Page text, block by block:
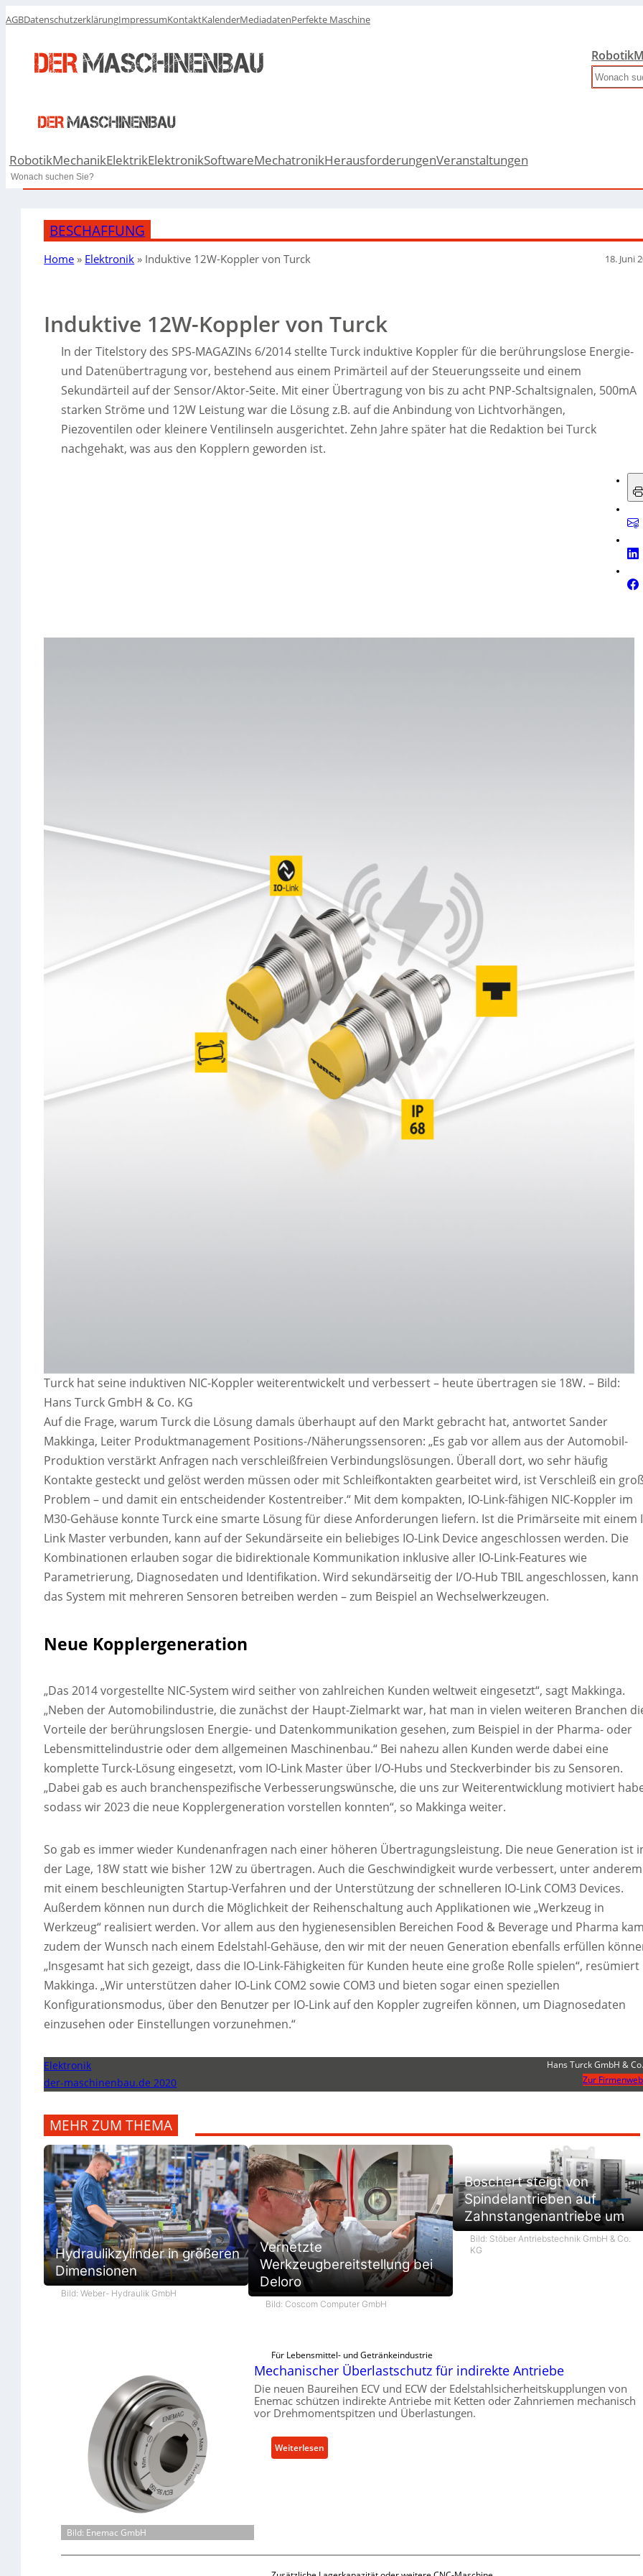
AGBDatenschutzerklärungImpressumKontaktKalenderMediadatenPerfekte Maschine
Robotik
Search
RobotikMechanikElektrikElektronikSoftwareMechatronikHerausforderungenVeranstaltungen
Search
BESCHAFFUNG
Home » Elektronik » Induktive 12W-Koppler von Turck 18. Juni
Induktive 12W-Koppler von Turck
In der Titelstory des SPS-MAGAZINs 6/2014 stellte Turck induktive Koppler für die berührungslose Energie-
und Datenübertragung vor, bestehend aus einem Primärteil auf der Steuerungsseite und einem
Sekundärteil auf der Sensor/Aktor-Seite. Mit einer Übertragung von bis zu acht PNP-Schaltsignalen, 500mA
starken Ströme und 12W Leistung war die Lösung z.B. auf die Anbindung von Lichtvorhängen,
Piezoventilen oder kleinere Ventilinseln ausgerichtet. Zehn Jahre später hat die Redaktion bei Turck
nachgehakt, was aus den Kopplern geworden ist.
Turck hat seine induktiven NIC-Koppler weiterentwickelt und verbessert – heute übertragen sie 18W. – Bild:
Hans Turck GmbH & Co. KG
Auf die Frage, warum Turck die Lösung damals überhaupt auf den Markt gebracht hat, antwortet Sander
Makkinga, Leiter Produktmanagement Positions-/Näherungssensoren: „Es gab vor allem aus der Automobil-
Produktion verstärkt Anfragen nach verschleißfreien Verbindungslösungen. Überall dort, wo sehr häufig
Kontakte gesteckt und gelöst werden müssen oder mit Schleifkontakten gearbeitet wird, ist Verschleiß ein
Problem – und damit ein entscheidender Kostentreiber.“ Mit dem kompakten, IO-Link-fähigen NIC-Koppler im
M30-Gehäuse konnte Turck eine smarte Lösung für diese Anforderungen liefern. Ist die Primärseite mit einem
Link Master verbunden, kann auf der Sekundärseite ein beliebiges IO-Link Device angeschlossen werden. Die
Kombinationen erlauben sogar die bidirektionale Kommunikation inklusive aller IO-Link-Features wie
Parametrierung, Diagnosedaten und Identifikation. Wird sekundärseitig der I/O-Hub TBIL angeschlossen, kann
das System mit mehreren Sensoren betreiben werden – zum Beispiel an Wechselwerkzeugen.
Neue Kopplergeneration
„Das 2014 vorgestellte NIC-System wird seither von zahlreichen Kunden weltweit eingesetzt“, sagt Makkinga.
„Neben der Automobilindustrie, die zunächst der Haupt-Zielmarkt war, hat man in vielen weiteren Branchen
Vorteile der berührungslosen Energie- und Datenkommunikation gesehen, zum Beispiel in der Pharma- oder
Lebensmittelindustrie oder dem allgemeinen Maschinenbau.“ Bei nahezu allen Kunden werde dabei eine
komplette Turck-Lösung eingesetzt, vom IO-Link Master über I/O-Hubs und Steckverbinder bis zu Sensoren.
„Dabei gab es auch branchenspezifische Verbesserungswünsche, die uns zur Weiterentwicklung motiviert
sodass wir 2023 die neue Kopplergeneration vorstellen konnten“, so Makkinga weiter.
So gab es immer wieder Kundenanfragen nach einer höheren Übertragungsleistung. Die neue Generation ist
der Lage, 18W statt wie bisher 12W zu übertragen. Auch die Geschwindigkeit wurde verbessert, unter anderem
mit einem beschleunigten Startup-Verfahren und der Unterstützung der schnelleren IO-Link COM3 Devices.
Außerdem können nun durch die Möglichkeit der Reihenschaltung auch Applikationen wie „Werkzeug in
Werkzeug“ realisiert werden. Vor allem aus den hygienesensiblen Bereichen Food & Beverage und Pharma kam
zudem der Wunsch nach einem Edelstahl-Gehäuse, den wir mit der neuen Generation ebenfalls erfüllen
„Insgesamt hat sich gezeigt, dass die IO-Link-Fähigkeiten für Kunden heute eine große Rolle spielen“, resümiert
Makkinga. „Wir unterstützen daher IO-Link COM2 sowie COM3 und bieten sogar einen speziellen
Konfigurationsmodus, über den Benutzer per IO-Link auf den Koppler zugreifen können, um Diagnosedaten
einzusehen oder Einstellungen vorzunehmen.“
Elektronik
der-maschinenbau.de 2020
Hans Turck GmbH &
Zur
MEHR ZUM THEMA
Hydraulikzylinder in größeren
Dimensionen
Bild: Weber- Hydraulik GmbH
Vernetzte
Werkzeugbereitstellung bei
Deloro
Bild: Coscom Computer GmbH
Boschert steigt von
Spindelantrieben auf
Zahnstangenantriebe um
Bild: Stöber Antriebstechnik GmbH & Co.
KG
Bild: Enemac GmbH
Für Lebensmittel- und Getränkeindustrie
Mechanischer Überlastschutz für indirekte Antriebe
Die neuen Baureihen ECV und ECW der Edelstahlsicherheitskupplungen von
Enemac schützen indirekte Antriebe mit Ketten oder Zahnriemen mechanisch
vor Drehmomentspitzen und Überlastungen.
Weiterlesen
M
i